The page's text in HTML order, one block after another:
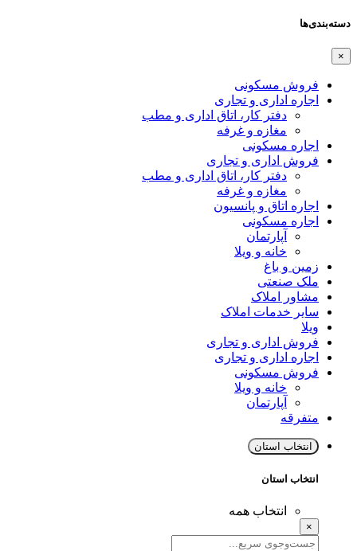
دسته‌بندی‌ها
×
فروش مسکونی
اجاره اداری و تجاری
دفتر کار، اتاق اداری و مطب
مغازه و غرفه
اجاره مسکونی
فروش اداری و تجاری
دفتر کار، اتاق اداری و مطب
مغازه و غرفه
اجاره اتاق و پانسیون
اجاره مسکونی
آپارتمان
خانه و ویلا
زمین و باغ
ملک صنعتی
مشاور املاک
سایر خدمات املاک
ویلا
فروش اداری و تجاری
اجاره اداری و تجاری
فروش مسکونی
خانه و ویلا
آپارتمان
متفرقه
انتخاب استان
انتخاب استان
انتخاب همه
×